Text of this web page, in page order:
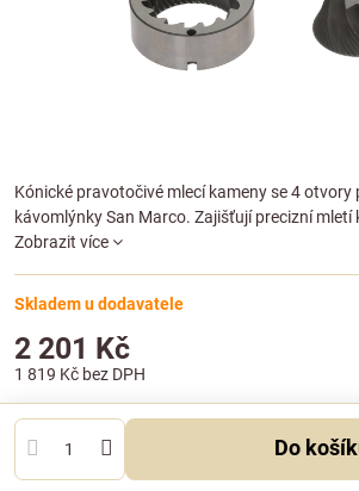
Kónické pravotočivé mlecí kameny se 4
kávomlýnky San Marco. Zajišťují precizní mletí
Zobrazit více
Skladem u dodavatele
2 201 Kč
1 819 Kč bez DPH
Do